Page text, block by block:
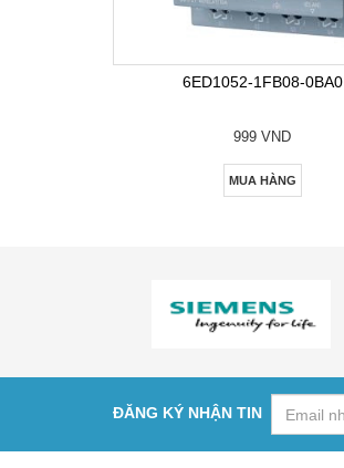
6ED1052-1FB08-0BA0
999 VND
MUA HÀNG
ĐĂNG KÝ NHẬN TIN